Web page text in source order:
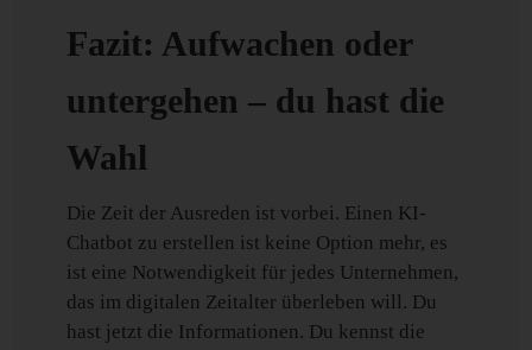
Fazit: Aufwachen oder
untergehen – du hast die
Wahl
Die Zeit der Ausreden ist vorbei. Einen KI-
Chatbot zu erstellen ist keine Option mehr, es
ist eine Notwendigkeit für jedes Unternehmen,
das im digitalen Zeitalter überleben will. Du
hast jetzt die Informationen. Du kennst die